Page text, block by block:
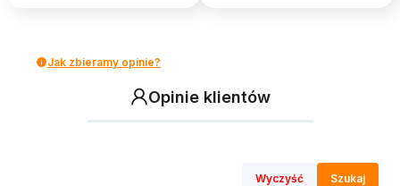
Jak zbieramy opinie?
Opinie klientów
Wyczyść Szukaj